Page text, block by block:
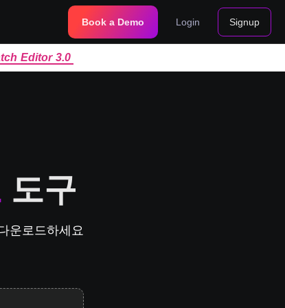
Book a Demo Login Signup
Editor 3.0
도구
운로드하세요